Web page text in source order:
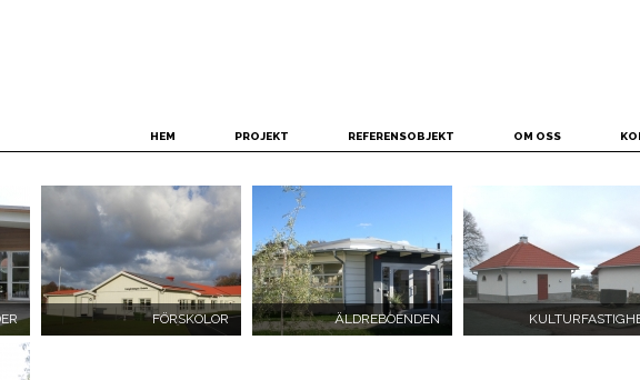
HEM PROJEKT REFERENSOBJEKT OM OSS
FÖRSKOLOR ÄLDREBOENDEN